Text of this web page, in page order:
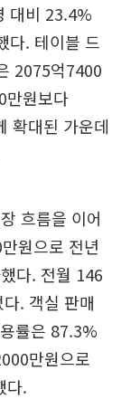
대비 23.4%
다. 테이블 드
2075억7400
만원보다
확대된 가운데
흐름을 이어
원으로 전년
다. 전월 146
. 객실 판매
률은 87.3%
만원으로
다.